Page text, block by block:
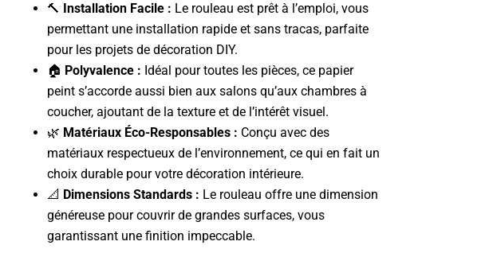
🔨 Installation Facile : Le rouleau est prêt à l’emploi, vous
permettant une installation rapide et sans tracas, parfaite
pour les projets de décoration DIY.
🏠 Polyvalence : Idéal pour toutes les pièces, ce papier
peint s’accorde aussi bien aux salons qu’aux chambres à
coucher, ajoutant de la texture et de l’intérêt visuel.
🌿 Matériaux Éco-Responsables : Conçu avec des
matériaux respectueux de l’environnement, ce qui en fait un
choix durable pour votre décoration intérieure.
📐 Dimensions Standards : Le rouleau offre une dimension
généreuse pour couvrir de grandes surfaces, vous
garantissant une finition impeccable.